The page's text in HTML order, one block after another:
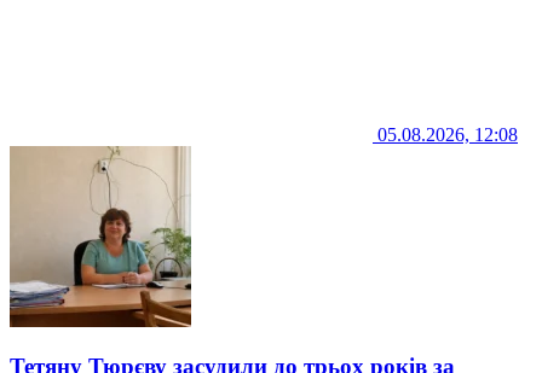
05.08.2026, 12:08
Тетяну Тюрєву засудили до трьох років за